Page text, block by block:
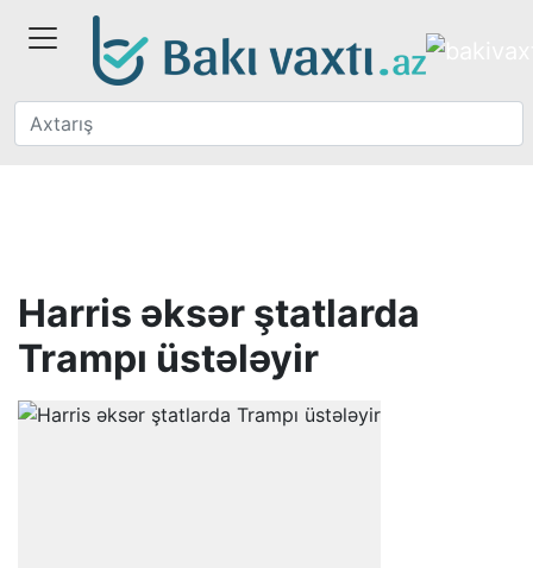
Harris əksər ştatlarda
Trampı üstələyir